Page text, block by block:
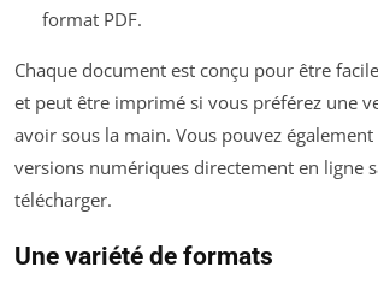
format PDF.
Chaque document est conçu pour être
et peut être imprimé si vous préférez une
avoir sous la main. Vous pouvez
versions numériques directement en ligne
télécharger.
Une variété de formats